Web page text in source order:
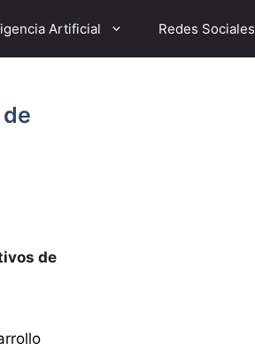
Artificial Redes Sociales
de